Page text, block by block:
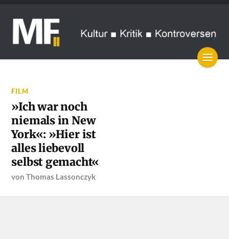
FILM
»Ich war noch
niemals in New
York«: »Hier ist
alles liebevoll
selbst gemacht«
vonThomas Lassonczyk